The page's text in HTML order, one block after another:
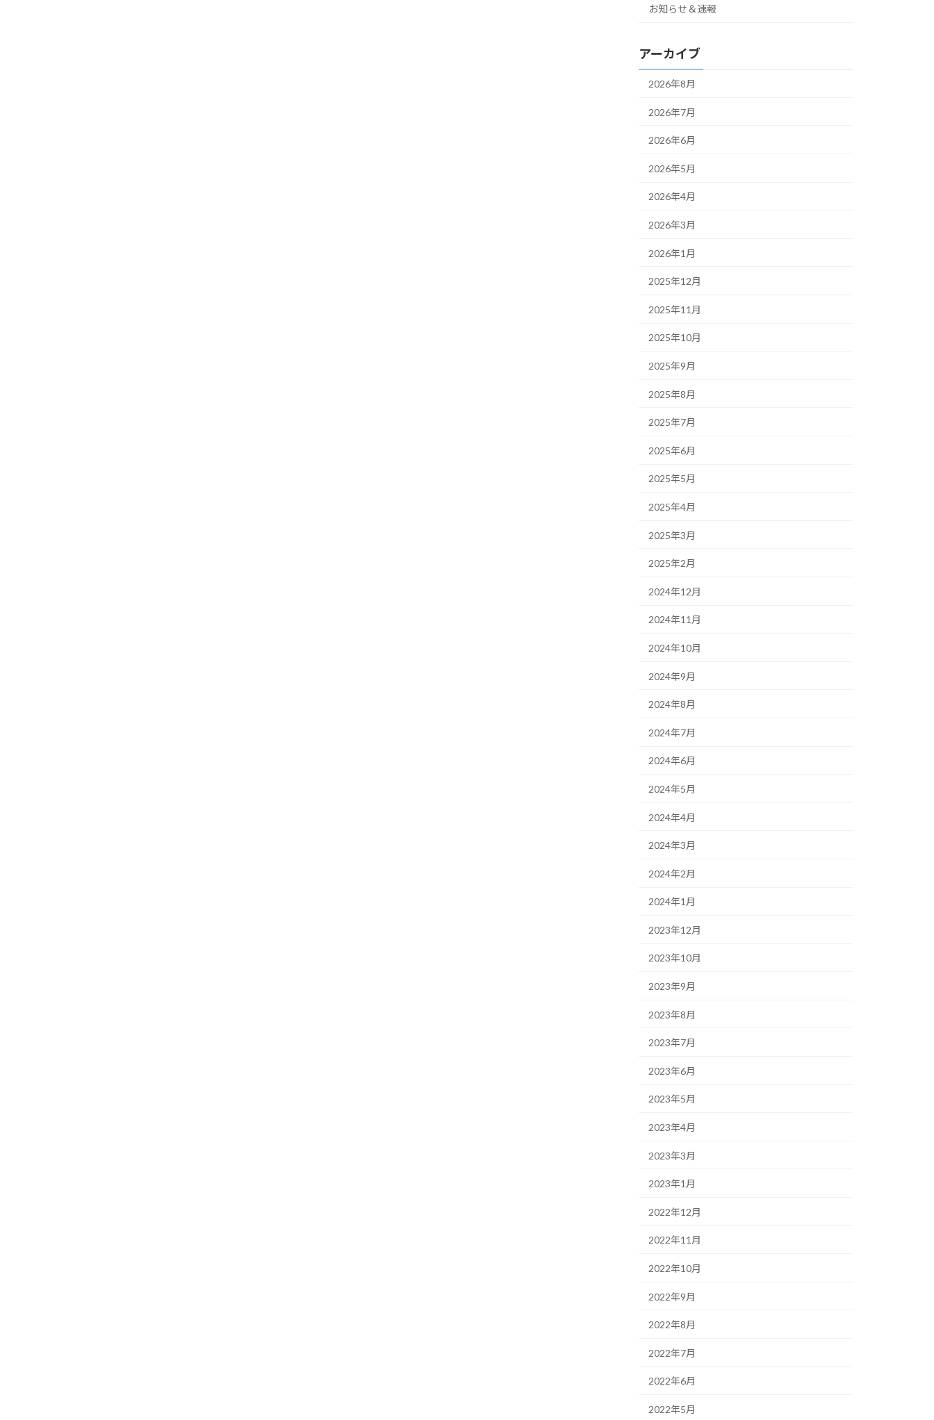
お知らせ＆速報
アーカイブ
2026年8月
2026年7月
2026年6月
2026年5月
2026年4月
2026年3月
2026年1月
2025年12月
2025年11月
2025年10月
2025年9月
2025年8月
2025年7月
2025年6月
2025年5月
2025年4月
2025年3月
2025年2月
2024年12月
2024年11月
2024年10月
2024年9月
2024年8月
2024年7月
2024年6月
2024年5月
2024年4月
2024年3月
2024年2月
2024年1月
2023年12月
2023年10月
2023年9月
2023年8月
2023年7月
2023年6月
2023年5月
2023年4月
2023年3月
2023年1月
2022年12月
2022年11月
2022年10月
2022年9月
2022年8月
2022年7月
2022年6月
2022年5月